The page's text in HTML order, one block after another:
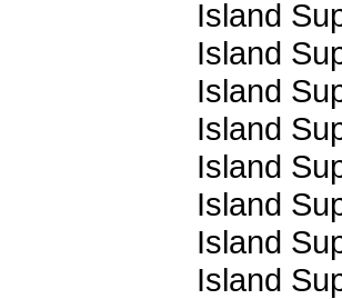
Island
Island
Island
Island
Island
Island
Island
Island